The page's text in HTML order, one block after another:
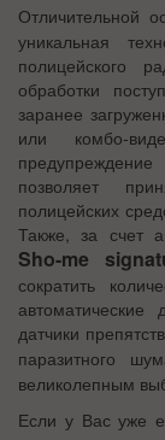
Отличительной
уникальная
полицейского
обработки
заранее
или комбо-
позволяет
полицейских
Также, за счет
Sho-me
сократить
датчики
паразитного
великолепным
Если у Вас уже